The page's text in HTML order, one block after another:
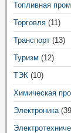
Топливная
Торговля (11)
Транспорт (13)
Туризм (12)
ТЭК (10)
Химическая
Электроника